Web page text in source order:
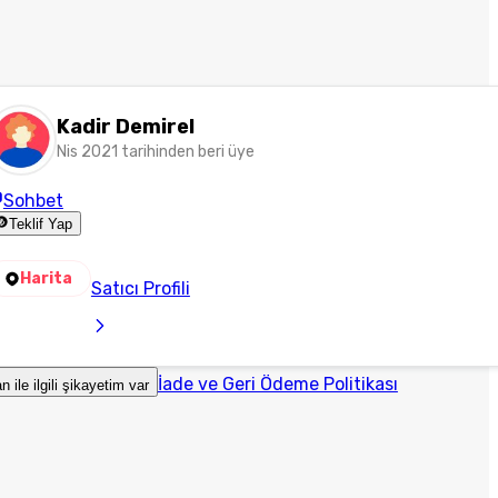
Kadir Demirel
Nis 2021 tarihinden beri üye
Sohbet
Teklif Yap
Harita Satıcı Profili
ile ilgili şikayetim var İade ve Geri Ödeme Politikası